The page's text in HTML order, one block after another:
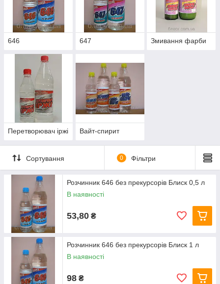
646 647 Змивання фарби
Перетворювач іржі Вайт-спирит
Сортування 0 Фільтри
Розчинник 646 без прекурсорів Блиск 0,5 л
В наявності
53,80 ₴
Розчинник 646 без прекурсорів Блиск 1 л
В наявності
98 ₴